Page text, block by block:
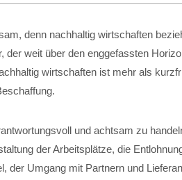
denn nachhaltig wirtschaften
der weit über den enggefassten
wirtschaften ist mehr als
und achtsam zu
der Arbeitsplätze, die
der Umgang mit Partnern und